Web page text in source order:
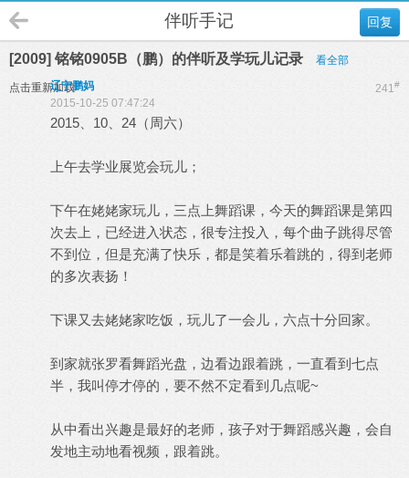
回复
伴听手记
[2009] 铭铭0905B（鹏）的伴听及学玩儿记录 看全部
点击重新加载 241#
辽宁鹏妈
2015-10-25 07:47:24
2015、10、24（周六）
上午去学业展览会玩儿；
下午在姥姥家玩儿，三点上舞蹈课，今天的舞蹈课是第四
次去上，已经进入状态，很专注投入，每个曲子跳得尽管
不到位，但是充满了快乐，都是笑着乐着跳的，得到老师
的多次表扬！
下课又去姥姥家吃饭，玩儿了一会儿，六点十分回家。
到家就张罗看舞蹈光盘，边看边跟着跳，一直看到七点
半，我叫停才停的，要不然不定看到几点呢~
从中看出兴趣是最好的老师，孩子对于舞蹈感兴趣，会自
发地主动地看视频，跟着跳。